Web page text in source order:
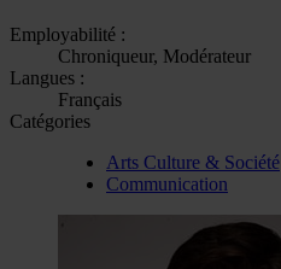
Employabilité :
Chroniqueur, Modérateur
Langues :
Français
Catégories
Arts Culture & Société
Communication